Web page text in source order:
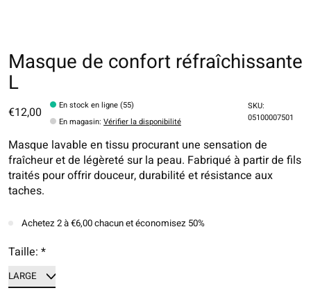
Masque de confort réfraîchissante
L
€12,00
En stock en ligne (55)
En magasin:Vérifier la disponibilité
SKU:
05100007501
Masque lavable en tissu procurant une sensation de
fraîcheur et de légèreté sur la peau. Fabriqué à partir de fils
traités pour offrir douceur, durabilité et résistance aux
taches.
Achetez 2 à €6,00 chacun et économisez 50%
Taille: *